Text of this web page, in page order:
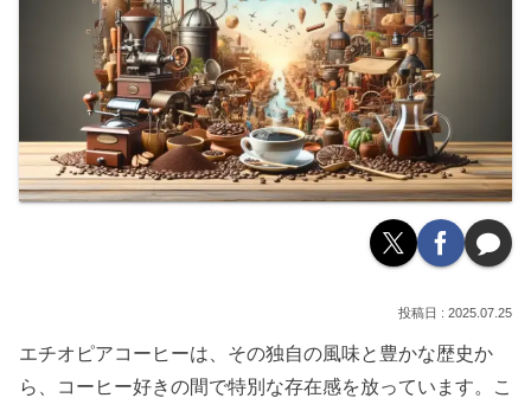
2025.07.25
エチオピアコーヒーは、その独自の風味と豊かな歴史か
ら、コーヒー好きの間で特別な存在感を放っています。こ